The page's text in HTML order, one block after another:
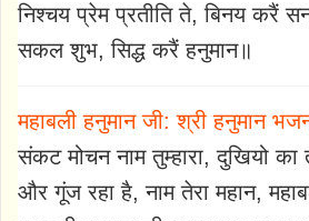
निश्चय प्रेम प्रतीति ते, बिनय करैं
सकल शुभ, सिद्ध करैं हनुमान॥
महाबली हनुमान जी: श्री हनुमान
संकट मोचन नाम तुम्हारा, दुखियो का
और गूंज रहा है, नाम तेरा महान,